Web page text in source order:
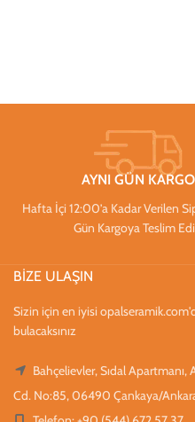
AYNI GÜN KARGO
Hafta İçi 12:00’a Kadar Verilen
Gün Kargoya Teslim
BİZE ULAŞIN
Sizin için en iyisi
bulacaksınız
Bahçelievler, Sıdal Apartmanı,
Cd. No:85, 06490 Çankaya/